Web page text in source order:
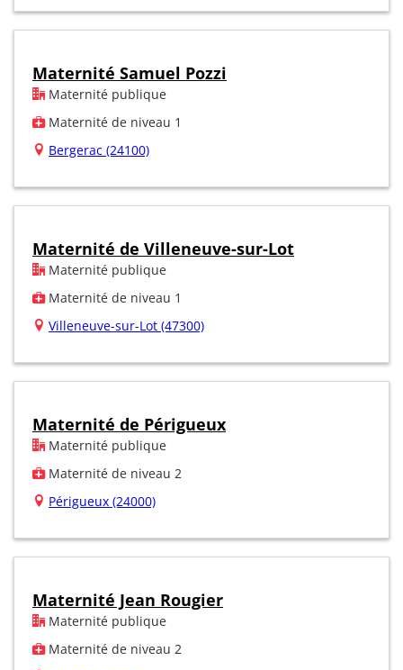
Maternité Samuel Pozzi
Maternité publique
Maternité de niveau 1
Bergerac (24100)
Maternité de Villeneuve-sur-Lot
Maternité publique
Maternité de niveau 1
Villeneuve-sur-Lot (47300)
Maternité de Périgueux
Maternité publique
Maternité de niveau 2
Périgueux (24000)
Maternité Jean Rougier
Maternité publique
Maternité de niveau 2